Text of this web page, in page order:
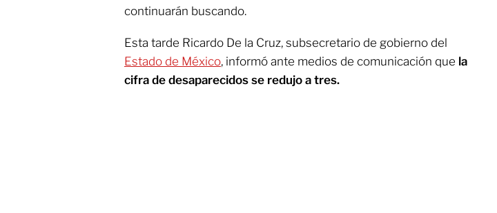
continuarán buscando.
Esta tarde Ricardo De la Cruz, subsecretario de gobierno del
Estado de México, informó ante medios de comunicación que la
cifra de desaparecidos se redujo a tres.